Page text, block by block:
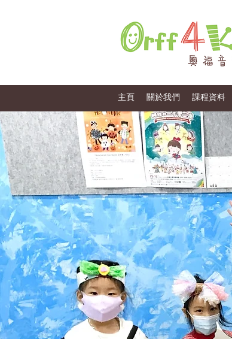
主頁 關於我們 課程資料